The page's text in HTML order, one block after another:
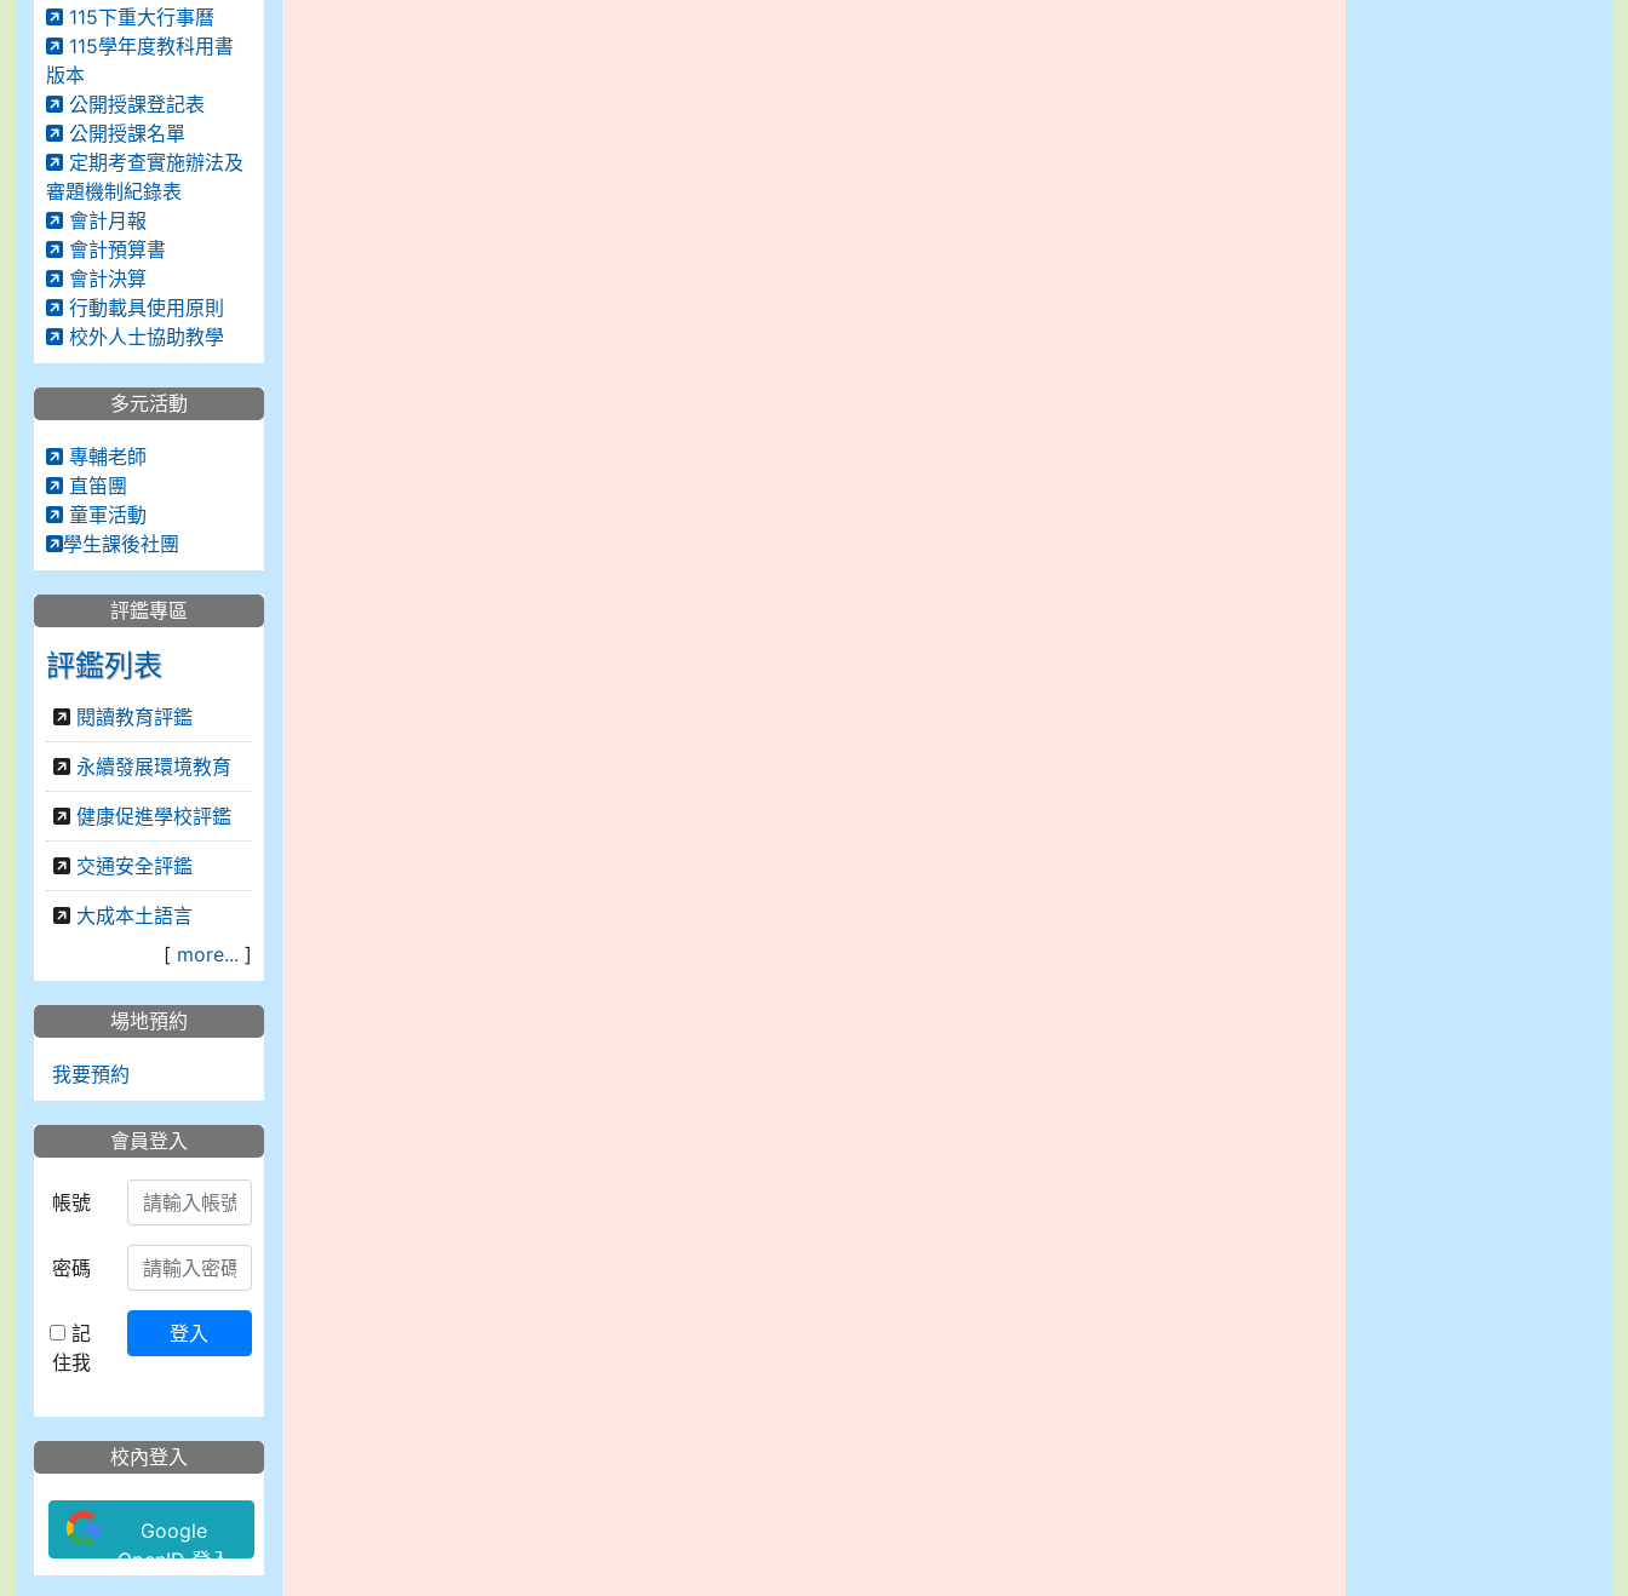
115下重大行事曆
115學年度教科用書
版本
公開授課登記表
公開授課名單
定期考查實施辦法及
審題機制紀錄表
會計月報
會計預算書
會計決算
行動載具使用原則
校外人士協助教學
多元活動
專輔老師
直笛團
童軍活動
學生課後社團
評鑑專區
評鑑列表
閱讀教育評鑑
永續發展環境教育
健康促進學校評鑑
交通安全評鑑
大成本土語言
[ more... ]
場地預約
我要預約
會員登入
帳號
密碼
記
住我
登入
校內登入
Google
OpenID 登入